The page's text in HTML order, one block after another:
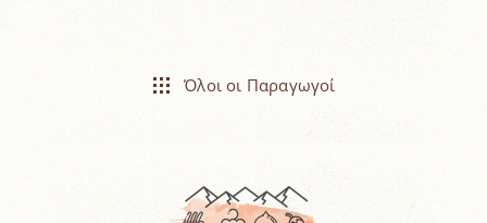
Όλοι οι Παραγωγοί